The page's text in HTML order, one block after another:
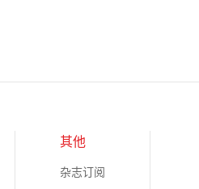
其他
杂志订阅